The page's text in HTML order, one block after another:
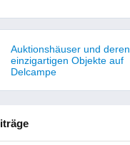
Auktionshäuser und deren
einzigartigen Objekte auf
Delcampe